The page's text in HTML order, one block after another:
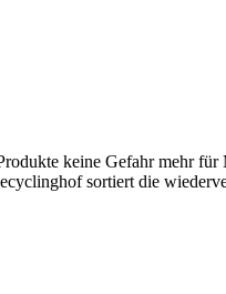
keine Gefahr mehr für
sortiert die